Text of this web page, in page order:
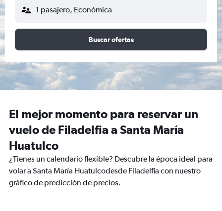
1 pasajero, Económica
Buscar ofertas
El mejor momento para reservar un
vuelo de Filadelfia a Santa María
Huatulco
¿Tienes un calendario flexible? Descubre la época ideal para
volar a Santa María Huatulcodesde Filadelfia con nuestro
gráfico de predicción de precios.